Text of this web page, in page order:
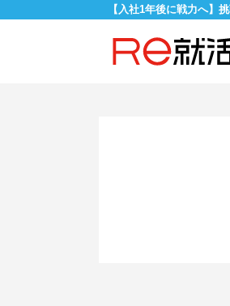
【入社1年後に戦力へ】